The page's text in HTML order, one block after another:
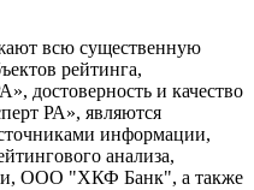
всю существенную
рейтинга,
достоверность и качество
РА», являются
информации,
анализа,
ООО "ХКФ Банк", а также